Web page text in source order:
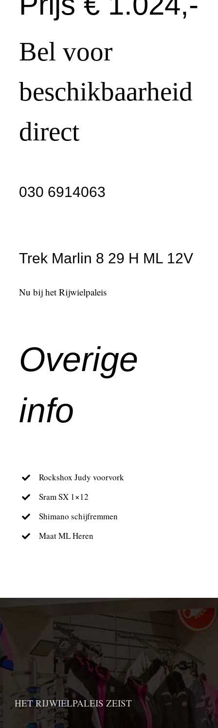
Bel voor
beschikbaarheid
direct
030 6914063
Trek Marlin 8 29 H ML 12V
Nu bij het Rijwielpaleis
Overige
info
Rockshox Judy voorvork
Sram SX 1×12
Shimano schijfremmen
Maat ML Heren
HET RIJWIELPALEIS ZEIST